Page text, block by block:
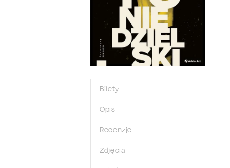
Bilety
Opis
Recenzje
Zdjęcia